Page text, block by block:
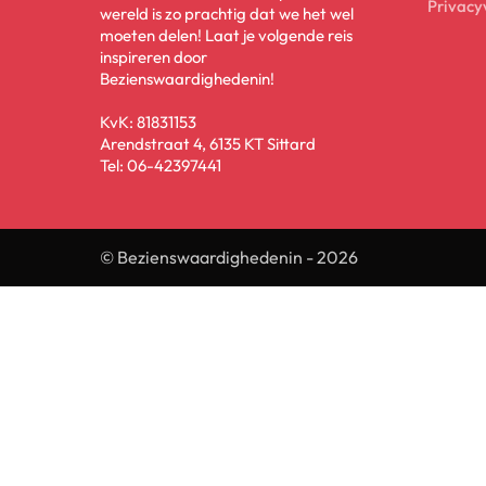
wereld is zo prachtig dat we het wel
moeten delen! Laat je volgende reis
inspireren door
Bezienswaardighedenin!
KvK: 81831153
Arendstraat 4, 6135 KT Sittard
Tel: 06-42397441
© Bezienswaardighedenin - 2026